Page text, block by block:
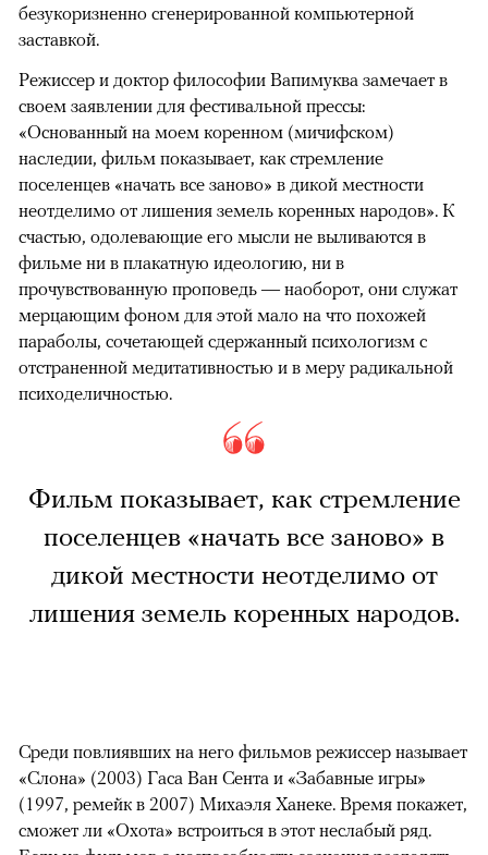
безукоризненно сгенерированной компьютерной
заставкой.
Режиссер и доктор философии Вапимуква замечает в
своем заявлении для фестивальной прессы:
«Основанный на моем коренном (мичифском)
наследии, фильм показывает, как стремление
поселенцев «начать все заново» в дикой местности
неотделимо от лишения земель коренных народов». К
счастью, одолевающие его мысли не выливаются в
фильме ни в плакатную идеологию, ни в
прочувствованную проповедь — наоборот, они служат
мерцающим фоном для этой мало на что похожей
параболы, сочетающей сдержанный психологизм с
отстраненной медитативностью и в меру радикальной
психоделичностью.
Фильм показывает, как стремление
поселенцев «начать все заново» в
дикой местности неотделимо от
лишения земель коренных народов.
Среди повлиявших на него фильмов режиссер называет
«Слона» (2003) Гаса Ван Сента и «Забавные игры»
(1997, ремейк в 2007) Михаэля Ханеке. Время покажет,
сможет ли «Охота» встроиться в этот неслабый ряд.